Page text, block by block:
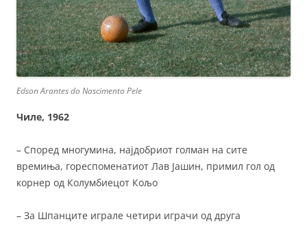
Edson Arantes do Nascimento Pele
Чиле, 1962
– Според многумина, најдобриот голман на сите
времиња, гореспоменатиот Лав Јашин, примил гол од
корнер од Колумбиецот Кољо
– За Шпанците играле четири играчи од друга